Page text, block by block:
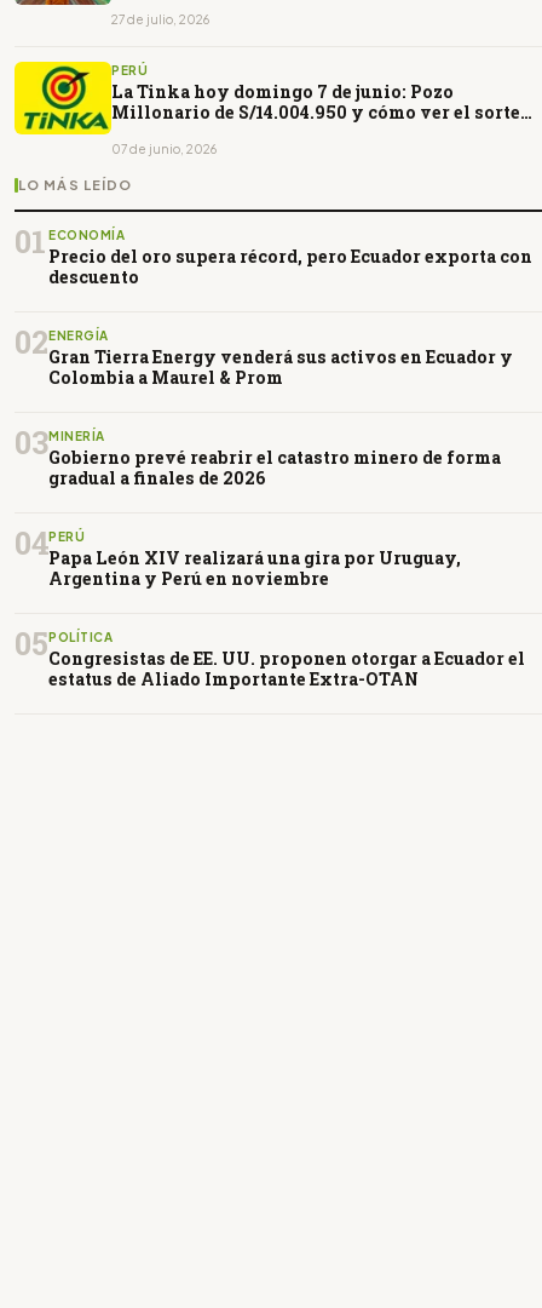
27 de julio, 2026
PERÚ
La Tinka hoy domingo 7 de junio: Pozo
Millonario de S/14.004.950 y cómo ver el sorteo
07 de junio, 2026
LO MÁS LEÍDO
01 ECONOMÍA
Precio del oro supera récord, pero Ecuador exporta con
descuento
02 ENERGÍA
Gran Tierra Energy venderá sus activos en Ecuador y
Colombia a Maurel & Prom
03MINERÍA
Gobierno prevé reabrir el catastro minero de forma
gradual a finales de 2026
04PERÚ
Papa León XIV realizará una gira por Uruguay,
Argentina y Perú en noviembre
05 POLÍTICA
Congresistas de EE. UU. proponen otorgar a Ecuador el
estatus de Aliado Importante Extra-OTAN